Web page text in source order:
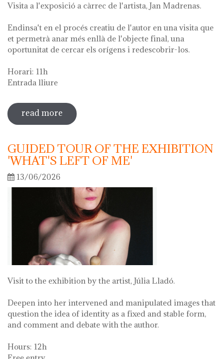
Visita a l'exposició a càrrec de l'artista, Jan Madrenas.
Endinsa't en el procés creatiu de l'autor en una visita que
et permetrà anar més enllà de l'objecte final, una
oportunitat de cercar els orígens i redescobrir-los.
Horari: 11h
Entrada lliure
read more sobre visita guiada a l'exposició 'anar a
la font'
GUIDED TOUR OF THE EXHIBITION
'WHAT'S LEFT OF ME'
13/06/2026
Visit to the exhibition by the artist, Júlia Lladó.
Deepen into her intervened and manipulated images that
question the idea of identity as a fixed and stable form,
and comment and debate with the author.
Hours: 12h